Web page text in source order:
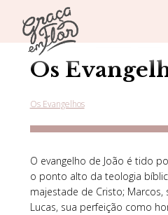
Um espaço
cristãs podem
Livros
Home/Blog
Os
Os Evangelhos
O evangelho de João é tido
o ponto alto da teologia
majestade de Cristo; Marcos,
Lucas, sua perfeição como